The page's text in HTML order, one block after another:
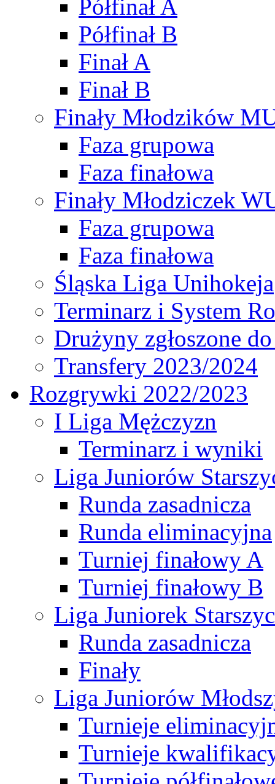
Półfinał A
Półfinał B
Finał A
Finał B
Finały Młodzików
Faza grupowa
Faza finałowa
Finały Młodziczek
Faza grupowa
Faza finałowa
Śląska Liga Unihokeja
Terminarz i System
Drużyny zgłoszone
Transfery 2023/2024
Rozgrywki 2022/2023
I Liga Mężczyzn
Terminarz i wyniki
Liga Juniorów
Runda zasadnicza
Runda eliminacyjna
Turniej finałowy A
Turniej finałowy B
Liga Juniorek
Runda zasadnicza
Finały
Liga Juniorów
Turnieje
Turnieje